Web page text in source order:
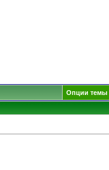
Опции темы